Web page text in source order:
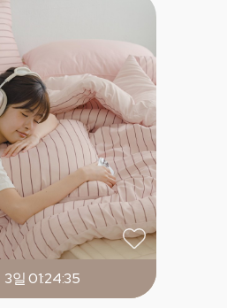
3일 01:24:33